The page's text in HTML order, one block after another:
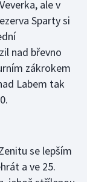
ale v
Sparty si
nad břevno
zákrokem
Labem tak
se lepším
a ve 25.